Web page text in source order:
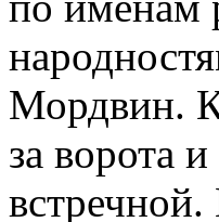
Мордвин.
за ворота
встречной.